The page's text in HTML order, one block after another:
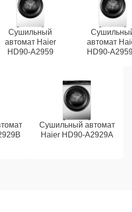
Сушильный
автомат Haier
HD90-A2959
автомат
HD90-
Сушильный автомат
Haier HD90-A2929A